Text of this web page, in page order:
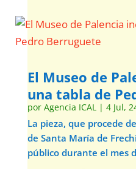
El Museo de
una tabla de
por Agencia ICAL | 4 Jul,
La pieza, que procede
de Santa María de
público durante el mes